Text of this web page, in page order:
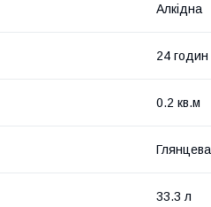
Алкідна
24 годин
0.2 кв.м
Глянцева
33.3 л